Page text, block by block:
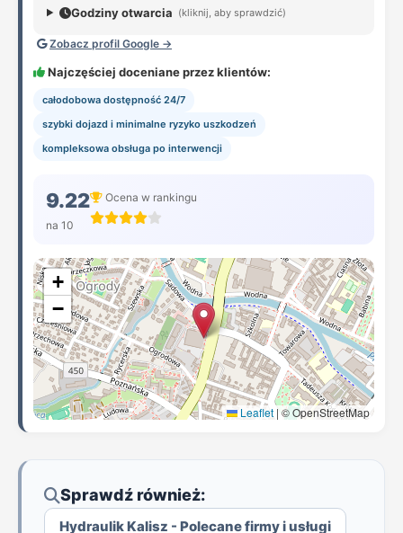
Godziny otwarcia (kliknij, aby sprawdzić)
Zobacz profil Google →
Najczęściej doceniane przez klientów:
całodobowa dostępność 24/7
szybki dojazd i minimalne ryzyko uszkodzeń
kompleksowa obsługa po interwencji
9.22
na 10
Ocena w rankingu
+
−
Leaflet | © OpenStreetMap
Sprawdź również:
Hydraulik Kalisz - Polecane firmy i usługi